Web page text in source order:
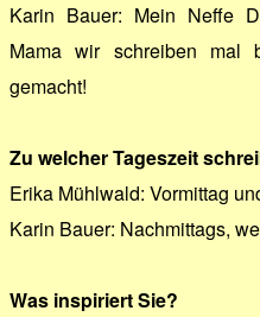
Karin Bauer: Mein Neffe
Mama wir schreiben
gemacht!
Zu welcher Tageszeit
Erika Mühlwald: Vormittag
Karin Bauer: Nachmittags,
Was inspiriert Sie?